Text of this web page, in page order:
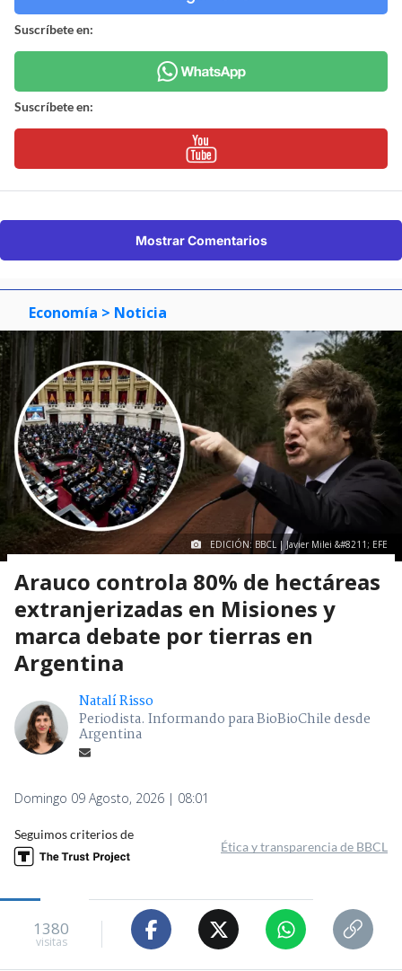
Suscríbete en:
Suscríbete en:
Mostrar Comentarios
Economía > Noticia
EDICIÓN: BBCL | Javier Milei &#8211; EFE
Arauco controla 80% de hectáreas
extranjerizadas en Misiones y
marca debate por tierras en
Argentina
Natalí Risso
Periodista. Informando para BioBioChile desde
Argentina
Domingo 09 Agosto, 2026 | 08:01
Seguimos criterios de
Ética y transparencia de BBCL
1380
visitas